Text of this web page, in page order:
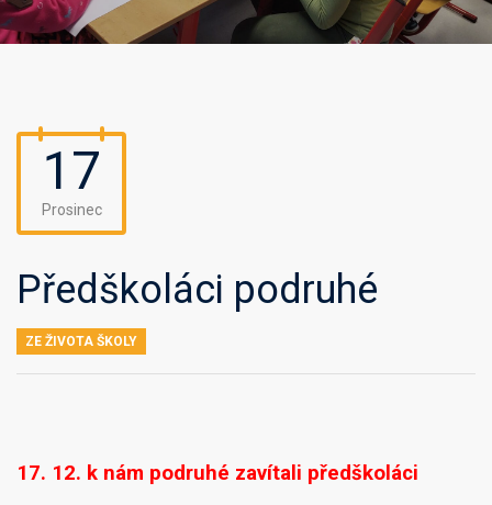
17
Prosinec
Předškoláci podruhé
ZE ŽIVOTA ŠKOLY
17. 12. k nám podruhé zavítali předškoláci